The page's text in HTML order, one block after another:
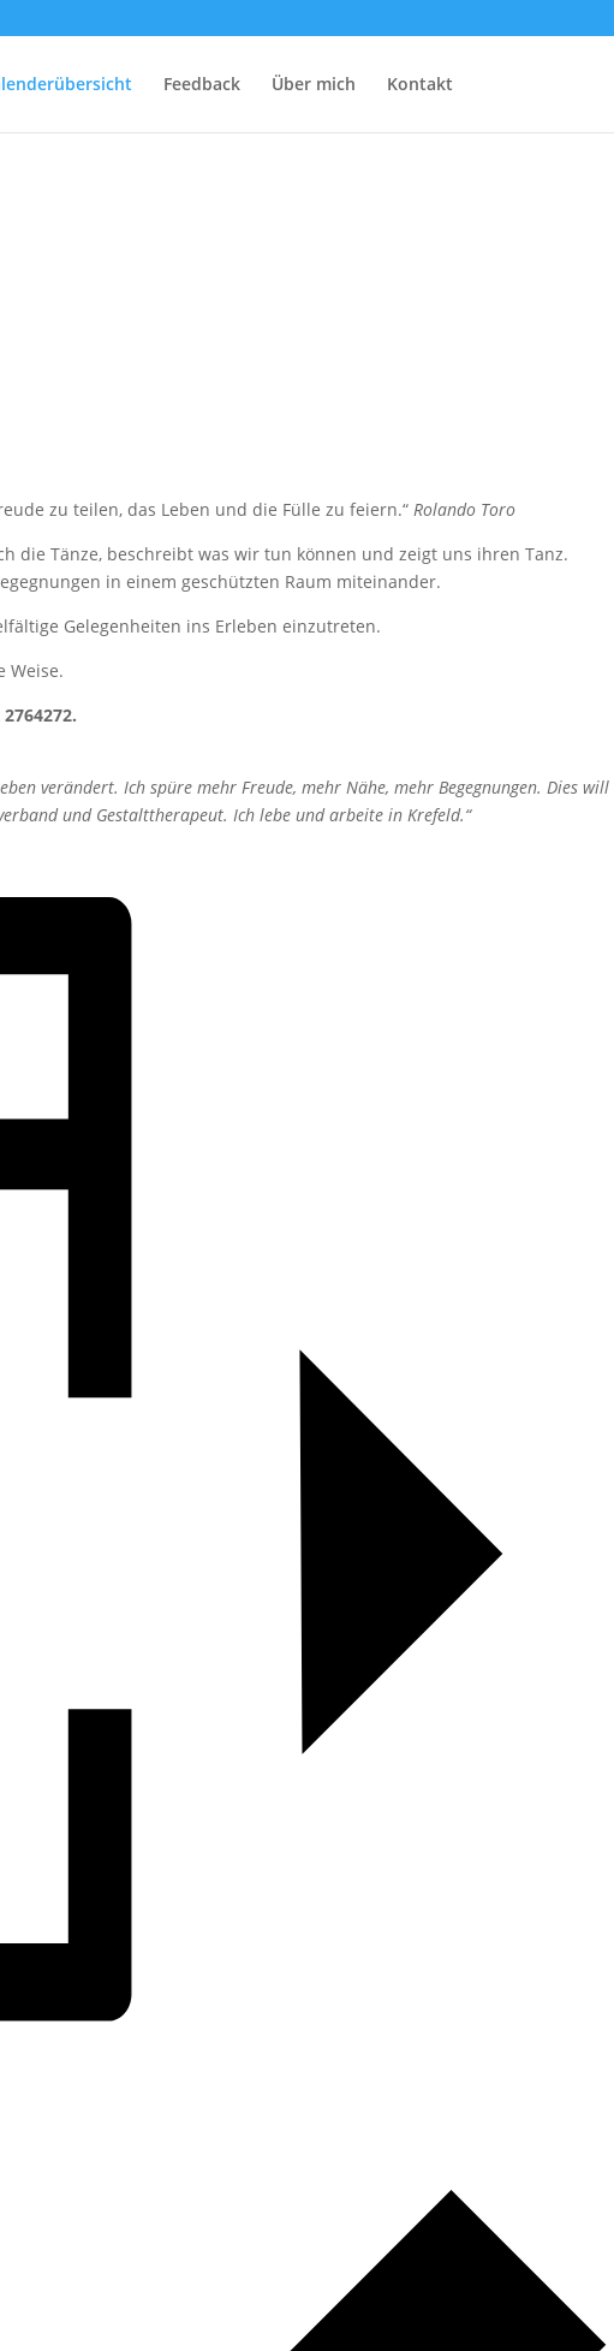
Feedback Über mich Kontakt
zu teilen, das Leben und die Fülle zu feiern.“ Rolando Toro
die Tänze, beschreibt was wir tun können und zeigt uns ihren Tanz.
in einem geschützten Raum miteinander.
Gelegenheiten ins Erleben einzutreten.
Weise.
verändert. Ich spüre mehr Freude, mehr Nähe, mehr Begegnungen. Dies will
und Gestalttherapeut. Ich lebe und arbeite in Krefeld.“